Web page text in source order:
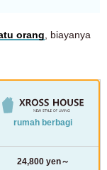
orang , biayanya
rumah berbagi
24,800 yen～